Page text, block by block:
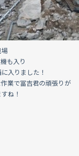
も入り
入りました！
業で冨吉君の頑張りが
ね！